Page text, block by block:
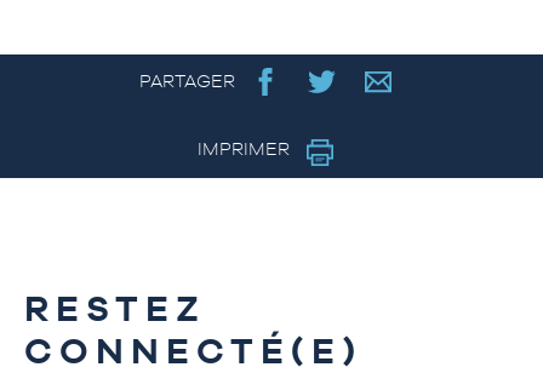
PARTAGER
IMPRIMER
RESTEZ
CONNECTÉ(E)